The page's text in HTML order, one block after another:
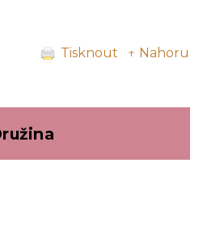
Tisknout ↑ Nahoru